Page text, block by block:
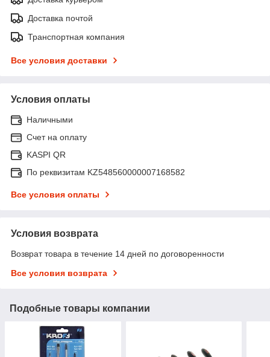
Доставка почтой
Транспортная компания
Все условия доставки
Условия оплаты
Наличными
Счет на оплату
KASPI QR
По реквизитам KZ548560000007168582
Все условия оплаты
Условия возврата
Возврат товара в течение 14 дней по договоренности
Все условия возврата
Подобные товары компании